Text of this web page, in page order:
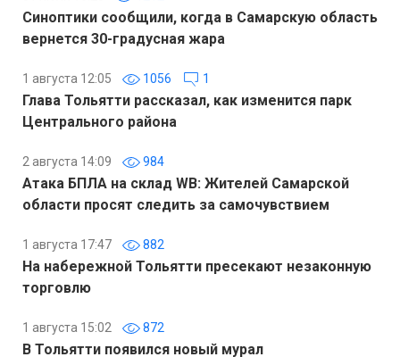
Синоптики сообщили, когда в Самарскую область
вернется 30-градусная жара
1 августа 12:05 1056 1
Глава Тольятти рассказал, как изменится парк
Центрального района
2 августа 14:09 984
Атака БПЛА на склад WB: Жителей Самарской
области просят следить за самочувствием
1 августа 17:47 882
На набережной Тольятти пресекают незаконную
торговлю
1 августа 15:02 872
В Тольятти появился новый мурал